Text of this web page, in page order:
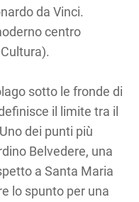
da Vinci.
centro
sotto le fronde di
il limite tra il
dei punti più
Belvedere, una
a Santa Maria
lo spunto per una